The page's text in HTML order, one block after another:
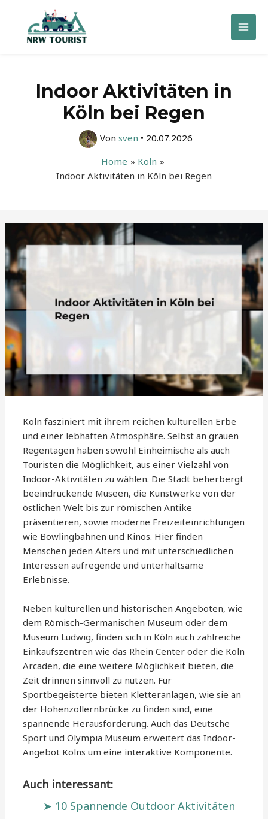
springen
Main
Indoor Aktivitäten in
Köln bei Regen
Von sven • 20.07.2026
Home
Köln
Indoor Aktivitäten in Köln bei Regen
Köln fasziniert mit ihrem reichen kulturellen Erbe
und einer lebhaften Atmosphäre. Selbst an grauen
Regentagen haben sowohl Einheimische als auch
Touristen die Möglichkeit, aus einer Vielzahl von
Indoor-Aktivitäten zu wählen. Die Stadt beherbergt
beeindruckende Museen, die Kunstwerke von der
östlichen Welt bis zur römischen Antike
präsentieren, sowie moderne Freizeiteinrichtungen
wie Bowlingbahnen und Kinos. Hier finden
Menschen jeden Alters und mit unterschiedlichen
Interessen aufregende und unterhaltsame
Erlebnisse.
Neben kulturellen und historischen Angeboten, wie
dem Römisch-Germanischen Museum oder dem
Museum Ludwig, finden sich in Köln auch zahlreiche
Einkaufszentren wie das Rhein Center oder die Köln
Arcaden, die eine weitere Möglichkeit bieten, die
Zeit drinnen sinnvoll zu nutzen. Für
Sportbegeisterte bieten Kletteranlagen, wie sie an
der Hohenzollernbrücke zu finden sind, eine
spannende Herausforderung. Auch das Deutsche
Sport und Olympia Museum erweitert das Indoor-
Angebot Kölns um eine interaktive Komponente.
Auch interessant:
10 Spannende Outdoor Aktivitäten